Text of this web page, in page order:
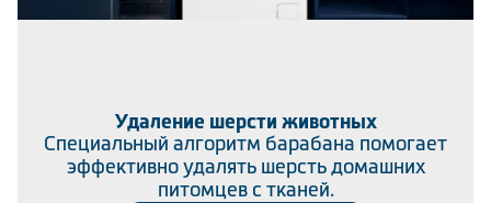
Удаление шерсти животных
Специальный алгоритм барабана помогает
эффективно удалять шерсть домашних
питомцев с тканей.